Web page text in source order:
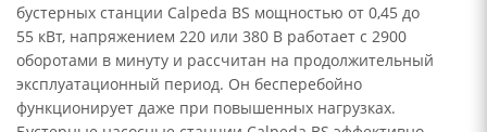
бустерных станции Calpeda BS мощностью от 0,45 до
55 кВт, напряжением 220 или 380 В работает с 2900
оборотами в минуту и рассчитан на продолжительный
эксплуатационный период. Он бесперебойно
функционирует даже при повышенных нагрузках.